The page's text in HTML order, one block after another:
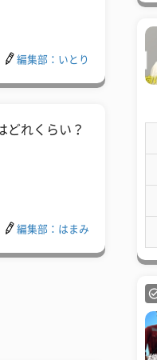
編集部：いとり
どれくらい？
編集部：はまみ